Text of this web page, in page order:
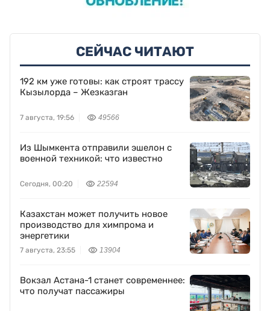
СЕЙЧАС ЧИТАЮТ
192 км уже готовы: как строят трассу
Кызылорда – Жезказган
7 августа, 19:56 49566
Из Шымкента отправили эшелон с
военной техникой: что известно
Сегодня, 00:20 22594
Казахстан может получить новое
производство для химпрома и
энергетики
7 августа, 23:55 13904
Вокзал Астана-1 станет современнее:
что получат пассажиры